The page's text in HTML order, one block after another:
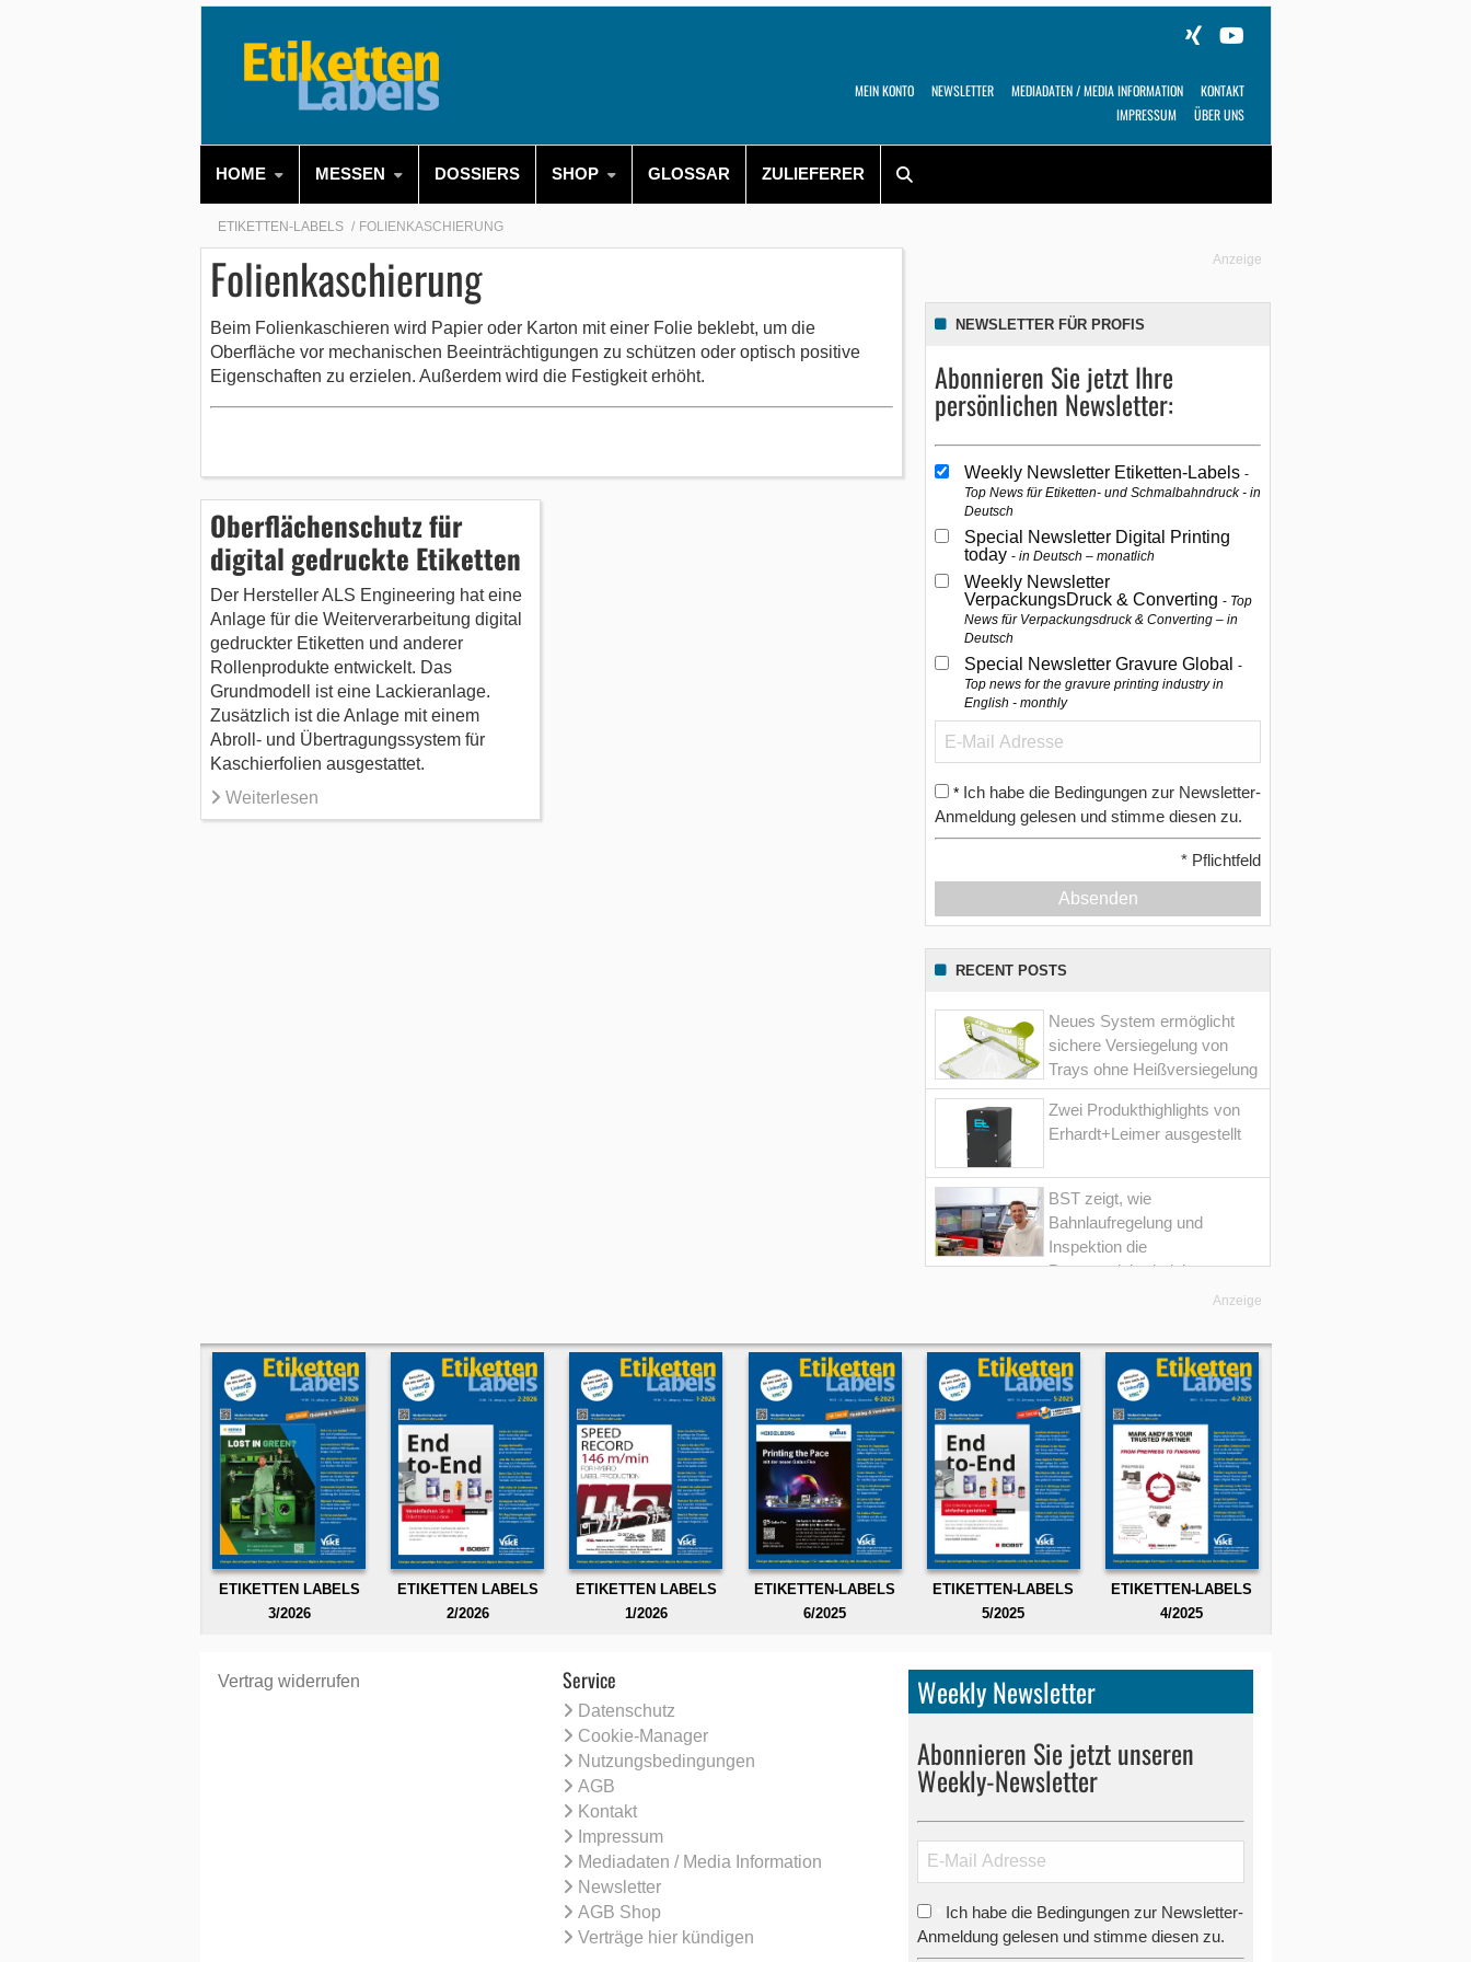
MEIN KONTO NEWSLETTER MEDIADATEN / MEDIA INFORMATION
KONTAKT
IMPRESSUM
ÜBER UNS
HOME MESSEN DOSSIERS SHOP GLOSSAR ZULIEFERER
ETIKETTEN-LABELS FOLIENKASCHIERUNG
Folienkaschierung
Beim Folienkaschieren wird Papier oder Karton mit einer Folie beklebt, um die
Oberfläche vor mechanischen Beeinträchtigungen zu schützen oder optisch positive
Eigenschaften zu erzielen. Außerdem wird die Festigkeit erhöht.
Oberflächenschutz für
digital gedruckte Etiketten
Der Hersteller ALS Engineering hat eine
Anlage für die Weiterverarbeitung digital
gedruckter Etiketten und anderer
Rollenprodukte entwickelt. Das
Grundmodell ist eine Lackieranlage.
Zusätzlich ist die Anlage mit einem
Abroll- und Übertragungssystem für
Kaschierfolien ausgestattet.
Weiterlesen
Anzeige
NEWSLETTER FÜR PROFIS
Abonnieren Sie jetzt Ihre
persönlichen Newsletter:
Weekly Newsletter Etiketten-Labels
Top News für Etiketten- und Schmalbahndruck - in
Deutsch
Special Newsletter Digital Printing
today in Deutsch – monatlich
Weekly Newsletter
VerpackungsDruck & Converting Top
News für Verpackungsdruck & Converting – in
Deutsch
Special Newsletter Gravure Global
Top news for the gravure printing industry in
English - monthly
* Ich habe die Bedingungen zur Newsletter-
Anmeldung gelesen und stimme diesen zu.
* Pflichtfeld
Absenden
RECENT POSTS
Neues System ermöglicht
sichere Versiegelung von
Trays ohne Heißversiegelung
Zwei Produkthighlights von
Erhardt+Leimer ausgestellt
BST zeigt, wie
Bahnlaufregelung und
Inspektion die
Prozesssicherheit im
Anzeige
ETIKETTEN LABELS
3/2026
ETIKETTEN LABELS
2/2026
ETIKETTEN LABELS
1/2026
ETIKETTEN-LABELS
6/2025
ETIKETTEN-LABELS
5/2025
ETIKETTEN-LABELS
4/2025
Vertrag widerrufen Service
Datenschutz
Cookie-Manager
Nutzungsbedingungen
AGB
Kontakt
Impressum
Mediadaten / Media Information
Newsletter
AGB Shop
Verträge hier kündigen
Weekly Newsletter
Abonnieren Sie jetzt unseren
Weekly-Newsletter
Ich habe die Bedingungen zur Newsletter-
Anmeldung gelesen und stimme diesen zu.